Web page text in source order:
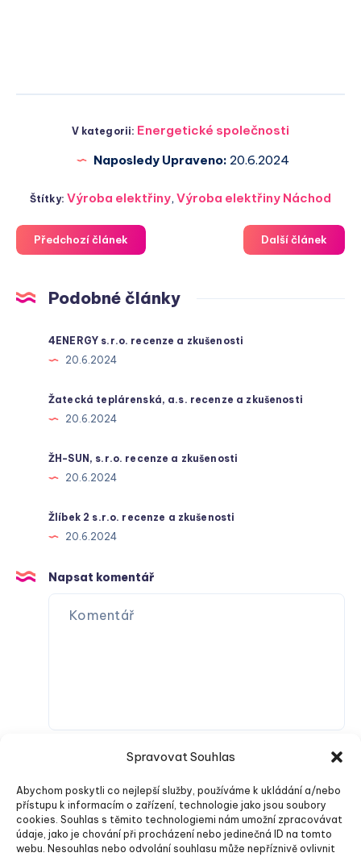
Spravovat Souhlas
Abychom poskytli co nejlepší služby, používáme k ukládání a/nebo
přístupu k informacím o zařízení, technologie jako jsou soubory
cookies. Souhlas s těmito technologiemi nám umožní zpracovávat
údaje, jako je chování při procházení nebo jedinečná ID na tomto
webu. Nesouhlas nebo odvolání souhlasu může nepříznivě ovlivnit
V kategorii: Energetické společnosti
Naposledy Upraveno: 20.6.2024
Štítky:Výroba elektřiny,Výroba elektřiny Náchod
Předchozí článek Další článek
Podobné články
4ENERGY s.r.o. recenze a zkušenosti
20.6.2024
Žatecká teplárenská, a.s. recenze a zkušenosti
20.6.2024
ŽH-SUN, s.r.o. recenze a zkušenosti
20.6.2024
Žlíbek 2 s.r.o. recenze a zkušenosti
20.6.2024
Napsat komentář